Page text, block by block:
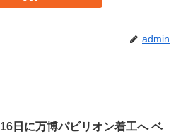
admin
16日に万博パビリオン着工へ ベ